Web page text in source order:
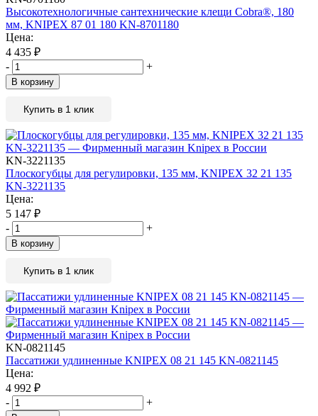
Высокотехнологичные сантехнические клещи Cobra®, 180
мм, KNIPEX 87 01 180 KN-8701180
Цена:
4 435 ₽
-
+
В корзину
Купить в 1 клик
KN-3221135
Плоскогубцы для регулировки, 135 мм, KNIPEX 32 21 135
KN-3221135
Цена:
5 147 ₽
-
+
В корзину
Купить в 1 клик
KN-0821145
Пассатижи удлиненные KNIPEX 08 21 145 KN-0821145
Цена:
4 992 ₽
-
+